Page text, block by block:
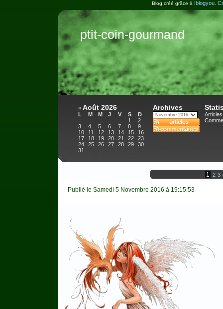
Blog créé grâce à Iblogyou
ptit-coin-gourmand
« Août 2026
L M M J V S
D
1
2
3
4 5 6 7 8
9
10
11 12 13 14 15
16
17
18 19 20 21 22
23
24
25 26 27 28 29
30
31
Archives
1 2 3
Publié le Samedi 5 Novembre 2016 à 19:15:53